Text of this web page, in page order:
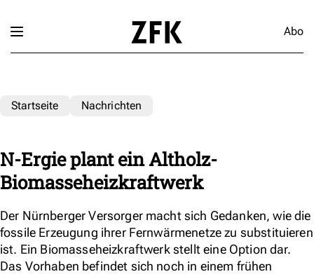
Abo
Startseite Nachrichten
N-Ergie plant ein Altholz-
Biomasseheizkraftwerk
Der Nürnberger Versorger macht sich Gedanken, wie die
fossile Erzeugung ihrer Fernwärmenetze zu substituieren
ist. Ein Biomasseheizkraftwerk stellt eine Option dar.
Das Vorhaben befindet sich noch in einem frühen